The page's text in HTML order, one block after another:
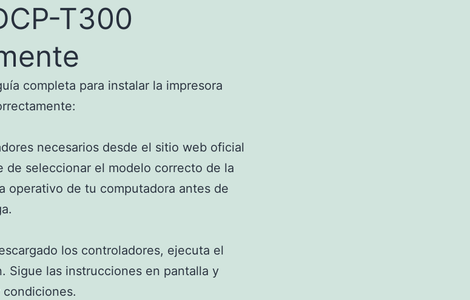
T300
completa para instalar la impresora
necesarios desde el sitio web oficial
de seleccionar el modelo correcto de la
operativo de tu computadora antes de
los controladores, ejecuta el
Sigue las instrucciones en pantalla y